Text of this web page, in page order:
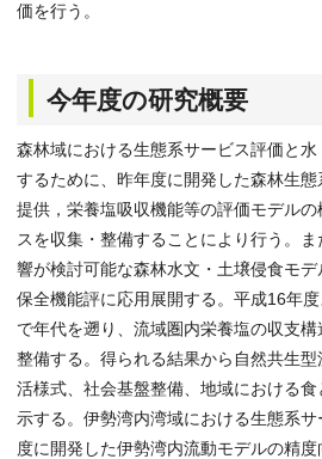
価を行う。
今年度の研究概要
森林域における生態系サービス評価と
するために、昨年度に開発した森林生
提供，栄養塩吸収機能等の評価モデル
スを収集・整備することにより行う。
響が検討可能な森林水文・土壌侵食モ
保全機能評に応用展開する。平成16年
で年代を遡り、流域圏内栄養塩の収支
整備する。得られる結果から自然共生
活様式、社会基盤整備、地域における
示する。伊勢湾内湾域における生態系
度に開発した伊勢湾内流動モデルの精